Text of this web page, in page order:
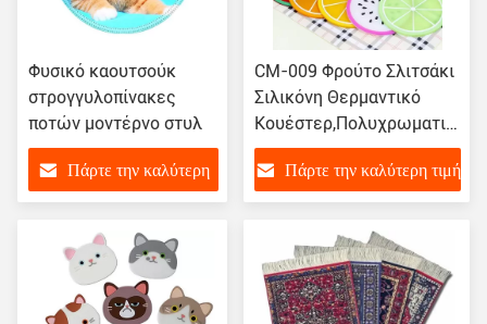
Φυσικό καουτσούκ
στρογγυλοπίνακες
ποτών μοντέρνο στυλ
Πάρτε την καλύτερη
CM-009 Φρούτο Σλιτσάκι
Σιλικόνη Θερμαντικό
Κουέστερ,Πολυχρωματική
Αντιαλίσθητη Κάλυψη
Τραπεζιού Πάντη Κούπα
Πάρτε την καλύτερη τιμή